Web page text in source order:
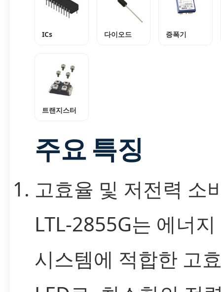
ICs 다이오드 증폭기
트랜지스터
주요 특징
고효율 및 저전력 소
LTL-2855G는 에너
시스템에 적합한 고